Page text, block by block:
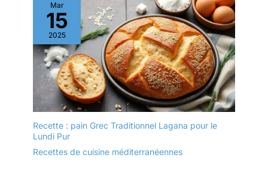
Mar
15
2025
Recette : pain Grec Traditionnel Lagana pour le
Lundi Pur
Recettes de cuisine méditerranéennes